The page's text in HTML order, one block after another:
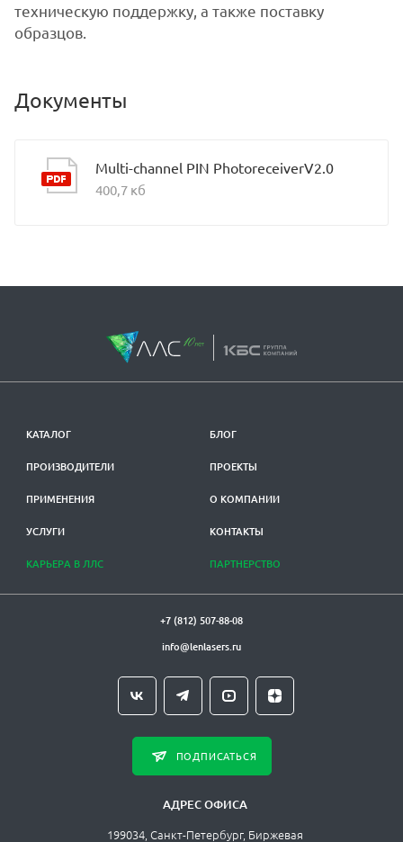
техническую поддержку, а также поставку
образцов.
Документы
Multi-channel PIN PhotoreceiverV2.0
400,7 кб
КАТАЛОГ
ПРОИЗВОДИТЕЛИ
ПРИМЕНЕНИЯ
УСЛУГИ
КАРЬЕРА В ЛЛС
БЛОГ
ПРОЕКТЫ
О КОМПАНИИ
КОНТАКТЫ
ПАРТНЕРСТВО
+7 (812) 507-88-08
info@lenlasers.ru
ПОДПИСАТЬСЯ
АДРЕС ОФИСА
199034, Санкт-Петербург, Биржевая